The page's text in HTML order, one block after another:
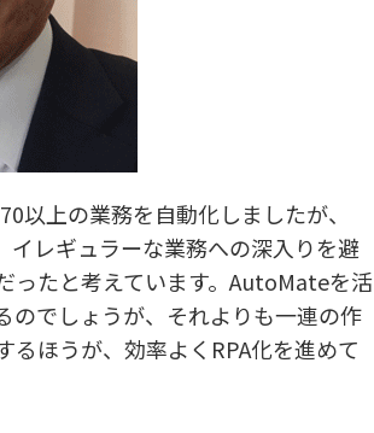
以上の業務を自動化しましたが、
イレギュラーな業務への深入りを避
ったと考えています。AutoMateを活
のでしょうが、それよりも一連の作
るほうが、効率よくRPA化を進めて